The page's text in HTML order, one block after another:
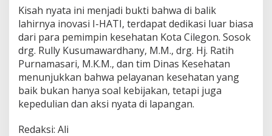
Kisah nyata ini menjadi bukti bahwa di balik
lahirnya inovasi I-HATI, terdapat dedikasi luar biasa
dari para pemimpin kesehatan Kota Cilegon. Sosok
drg. Rully Kusumawardhany, M.M., drg. Hj. Ratih
Purnamasari, M.K.M., dan tim Dinas Kesehatan
menunjukkan bahwa pelayanan kesehatan yang
baik bukan hanya soal kebijakan, tetapi juga
kepedulian dan aksi nyata di lapangan.
Redaksi: Ali